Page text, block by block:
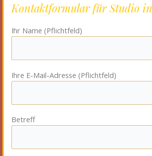
Kontaktformular für Studio
Ihr Name (Pflichtfeld)
Ihre E-Mail-Adresse (Pflichtfeld)
Betreff